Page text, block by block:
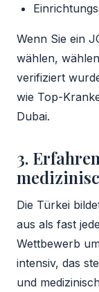
Wenn Sie ein
wählen,
verifiziert
wie Top-
Dubai.
3.
Die Türkei
aus als fast
Wettbewerb
intensiv, das
und